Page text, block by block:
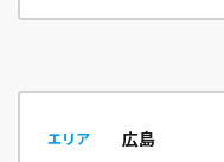
エリア